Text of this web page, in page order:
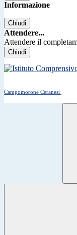
Informazione
Chiudi
Attendere...
Attendere il
Chiudi
Campomorone Ceranesi